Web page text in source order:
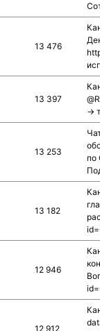
13 476
13 397
→
13 253
по
13 182
12 946
12 912